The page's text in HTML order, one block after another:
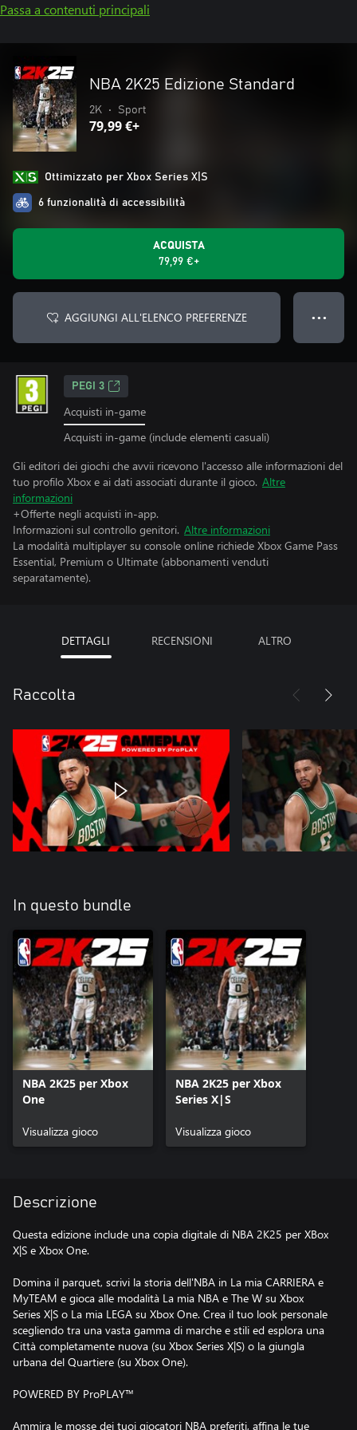
Passa a contenuti principali
NBA 2K25 Edizione Standard
2K • Sport
79,99 €+
Ottimizzato per Xbox Series X|S
6 funzionalità di accessibilità
ACQUISTA
79,99 €+
AGGIUNGI ALL'ELENCO PREFERENZE ● ● ●
PEGI 3
Acquisti in-game
Acquisti in-game (include elementi casuali)
Gli editori dei giochi che avvii ricevono l'accesso alle informazioni del
tuo profilo Xbox e ai dati associati durante il gioco. Altre
informazioni
+Offerte negli acquisti in-app.
Informazioni sul controllo genitori. Altre informazioni
La modalità multiplayer su console online richiede Xbox Game Pass
Essential, Premium o Ultimate (abbonamenti venduti
separatamente).
DETTAGLI RECENSIONI ALTRO
Raccolta
In questo bundle
NBA 2K25 per Xbox
One
Visualizza gioco
NBA 2K25 per Xbox
Series X|S
Visualizza gioco
Descrizione
Questa edizione include una copia digitale di NBA 2K25 per XBox
X|S e Xbox One.
Domina il parquet, scrivi la storia dell'NBA in La mia CARRIERA e
MyTEAM e gioca alle modalità La mia NBA e The W su Xbox
Series X|S o La mia LEGA su Xbox One. Crea il tuo look personale
scegliendo tra una vasta gamma di marche e stili ed esplora una
Città completamente nuova (su Xbox Series X|S) o la giungla
urbana del Quartiere (su Xbox One).
POWERED BY ProPLAY™
Ammira le mosse dei tuoi giocatori NBA preferiti, affina le tue